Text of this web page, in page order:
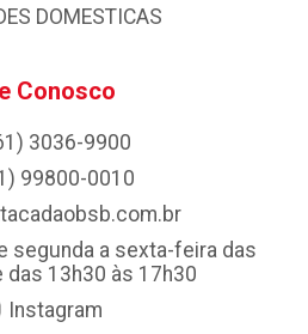
DOMESTICAS
Conosco
3036-9900
99800-0010
segunda a sexta-feira das
das 13h30 às 17h30
Instagram